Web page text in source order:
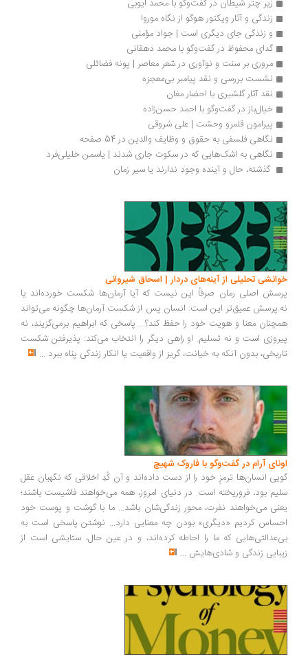
زیر چتر شیطان در گفت‌وگو با محمد ایوبی
زندگی و آثار ویکتور هوگو از نگاه موروا
و زندگی جای دیگری است | جواد مؤمنی
گدای محفوظ در گفت‌وگو با محمد دهقانی
مروری بر سنت و نوآوری در شعر معاصر | پونه فضائلی
نشست بررسی و نقد پیامبر بی‌معجزه
نقد آثار گلشیری با احضار مغان
خیال‌باز در گفت‌وگو با احمد حسن‌زاده
پیرامون قلمرو وحشت | علی شروقی
نگاهی فلسفی به حقوق و وظایف والدین در 54 صفحه
نگاهی به اشک‌هایی که در سکوت جاری شدند | یاسمن خلیلی‌فرد
گذشته، حال و آینده وجود ندارند یا سیر زمان
تحلیلی از آینه‌های دردار | اسحاق شیروانی
اصلی رمان صرفاً این نیست که آیا آرمان‌ها شکست خورده‌اند یا
عمیق‌تر این است: انسان پس از شکست آرمان‌ها چگونه می‌تواند
معنا و هویت خود را حفظ کند؟... پاسخی که ابراهیم برمی‌گزیند، نه
است و نه تسلیم. او راهی دیگر را انتخاب می‌کند: پذیرفتن شکست
بدون آنکه به خیانت، گریز از واقعیت یا انکار زندگی پناه ببرد...
آرام در گفت‌وگو با فاروک شهیچ‭
انسان‌ها ترمزِ خود را از دست داده‌اند و آن کُدِ اخلاقی که نگهبان عقل
بود، فروریخته است. در دنیای امروز، همه می‌خواهند فاشیست باشند؛
می‌خواهند نفرت، محورِ زندگی‌شان باشد... ما با گوشت و پوست خود
کردیم «دیگری» بودن چه معنایی دارد... نوشتن پاسخی است به
که ما را احاطه کرده‌اند، و در عین حال، ستایشی است از
زندگی و شادی‌هایش...